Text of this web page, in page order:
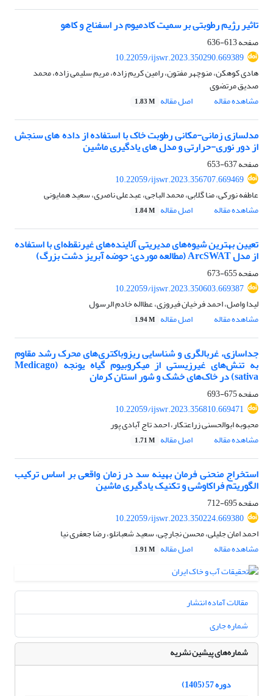
تاثیر رژیم رطوبتی بر سمیت کادمیوم در اسفناج و کاهو
صفحه613-636
10.22059/ijswr.2023.350290.669389
هادی کوهکن، منوچهر مفتون، رامین کریم زاده، مریم سلیمی زاده، محمد
صدیق مرتضوی
مشاهده مقاله
اصل مقاله 1.83 M
مدلسازی زمانی-مکانی رطوبت خاک با استفاده از داده های سنجش
از دور نوری-حرارتی و مدل های یادگیری ماشین
صفحه637-653
10.22059/ijswr.2023.356707.669469
عاطفه نورکی، منا گلابی، محمد الباجی، عبدعلی ناصری، سعید همایونی
مشاهده مقاله
اصل مقاله 1.84 M
تعیین بهترین شیوه‌های مدیریتی آلاینده‌های غیرنقطه‌ای با استفاده
از مدل ArcSWAT (مطالعه موردی: حوضه آبریز دشت بزرگ)
صفحه655-673
10.22059/ijswr.2023.350603.669387
لیدا واصل، احمد فرخیان فیروزی، عطااله خادم الرسول
مشاهده مقاله
اصل مقاله 1.94 M
جداسازی، غربالگری و شناسایی ریزوباکتری‌های محرک رشد مقاوم
به تنش‌های غیرزیستی از میکروبیوم گیاه یونجه (Medicago
sativa) در خاک‌های خشک و شور استان کرمان
صفحه675-693
10.22059/ijswr.2023.356810.669471
محبوبه ابوالحسنی زراعتکار، احمد تاج آبادی پور
مشاهده مقاله
اصل مقاله 1.71 M
استخراج منحنی فرمان بهینه سد در زمان واقعی بر اساس ترکیب
الگوریتم فراکاوشی و تکنیک یادگیری ماشین
صفحه695-712
10.22059/ijswr.2023.350224.669380
احمد امان جلیلی، محسن نجارچی، سعید شعبانلو، رضا جعفری نیا
مشاهده مقاله
اصل مقاله 1.91 M
مقالات آماده انتشار
شماره جاری
شماره‌های پیشین نشریه
دوره 57 (1405)